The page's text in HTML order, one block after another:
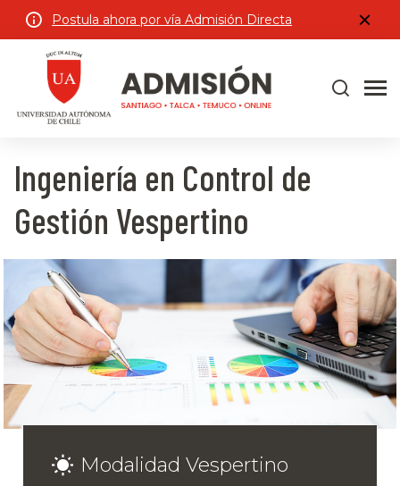
Postula ahora por vía Admisión Directa
Ingeniería en Control de
Gestión Vespertino
Modalidad Vespertino